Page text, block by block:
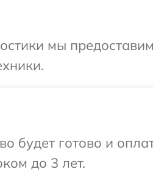
мы
будет готово и
до 3 лет.